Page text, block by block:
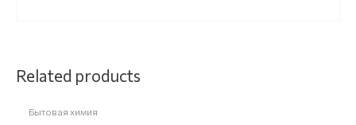
Related products
НЕТ НА СКЛАДЕ
Бытовая химия